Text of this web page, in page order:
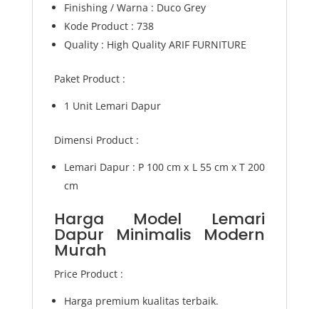
Finishing / Warna : Duco Grey
Kode Product : 738
Quality : High Quality ARIF FURNITURE
Paket Product :
1 Unit Lemari Dapur
Dimensi Product :
Lemari Dapur : P 100 cm x L 55 cm x T 200
cm
Harga Model Lemari
Dapur Minimalis Modern
Murah
Price Product :
Harga premium kualitas terbaik.